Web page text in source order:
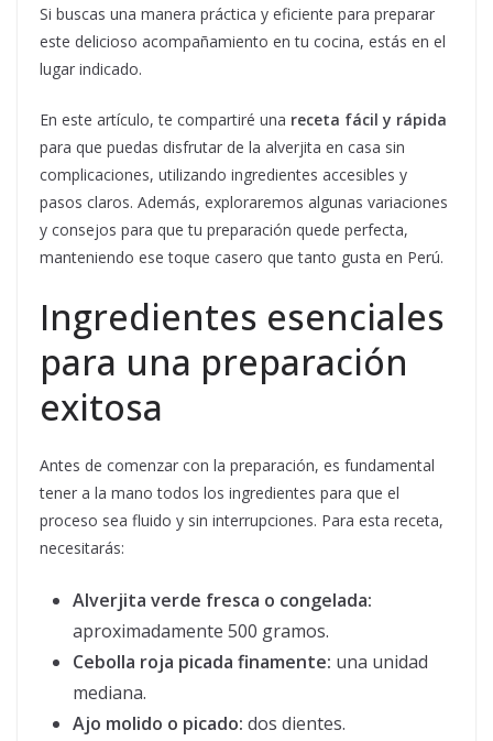
Si buscas una manera práctica y eficiente para preparar
este delicioso acompañamiento en tu cocina, estás en el
lugar indicado.
En este artículo, te compartiré una receta fácil y rápida
para que puedas disfrutar de la alverjita en casa sin
complicaciones, utilizando ingredientes accesibles y
pasos claros. Además, exploraremos algunas variaciones
y consejos para que tu preparación quede perfecta,
manteniendo ese toque casero que tanto gusta en Perú.
Ingredientes esenciales
para una preparación
exitosa
Antes de comenzar con la preparación, es fundamental
tener a la mano todos los ingredientes para que el
proceso sea fluido y sin interrupciones. Para esta receta,
necesitarás:
Alverjita verde fresca o congelada:
aproximadamente 500 gramos.
Cebolla roja picada finamente: una unidad
mediana.
Ajo molido o picado: dos dientes.